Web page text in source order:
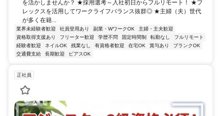
を活かしませんか？ ★採用選考～入社初日からフルリモート！ ★フ
レックスを活用してワークライフバランス抜群◎ ★主婦（夫）世代
が多く在籍...
業界未経験者歓迎 社員登用あり 副業・WワークOK
主婦・主夫歓迎
資格取得支援あり
フリーター歓迎 学歴不問 固定時間制 転勤なし
フルリモート
経験者歓迎
ネイルOK 残業なし 有資格者歓迎 在宅OK 賞与あり
ブランクOK
交通費支給
長期歓迎 ピアスOK
正社員